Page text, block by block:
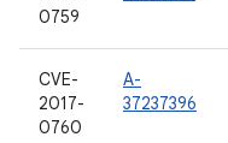
0759
CVE-
2017-
0760
A-
37237396